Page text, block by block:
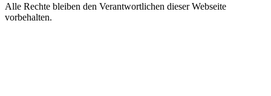
Alle Rechte bleiben den Verantwortlichen dieser Webseite
vorbehalten.